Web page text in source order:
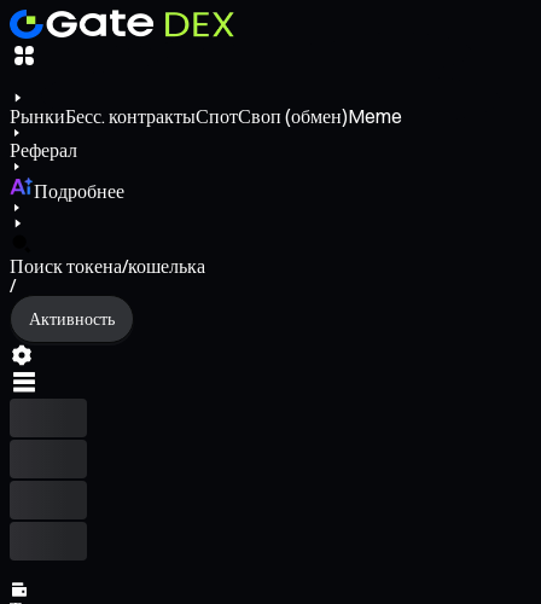
РынкиБесс. контрактыСпотСвоп (обмен)Meme
Реферал
Подробнее
Поиск токена/кошелька
/
Активность